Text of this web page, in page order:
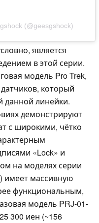
(@geesgshock)
является
в этой серии.
модель Pro Trek,
который
данной линейки.
демонстрируют
с широкими, чётко
«Lock» и
на моделях серии
имеет массивную
функциональным,
модель PRJ-01-
300 иен (~156